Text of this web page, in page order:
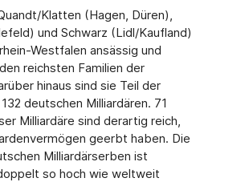
Klatten (Hagen, Düren),
und Schwarz (Lidl/Kaufland)
Westfalen ansässig und
reichsten Familien der
hinaus sind sie Teil der
deutschen Milliardären. 71
Milliardäre sind derartig reich,
geerbt haben. Die
Milliardärserben ist
so hoch wie weltweit